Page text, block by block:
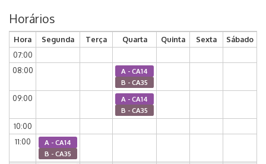
Horários
Hora Segunda Terça Quarta Quinta Sexta
Sábado
07:00
08:00
A - CA14
B - CA35
09:00
A - CA14
B - CA35
10:00
11:00
A - CA14
B - CA35